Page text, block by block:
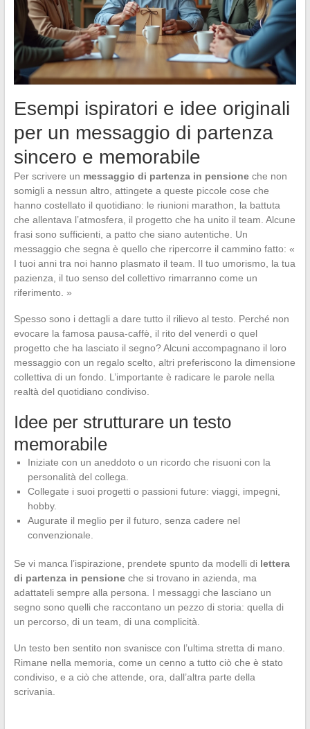
Esempi ispiratori e idee originali
per un messaggio di partenza
sincero e memorabile
Per scrivere un messaggio di partenza in pensioneche non
somigli a nessun altro, attingete a queste piccole cose che
hanno costellato il quotidiano: le riunioni marathon, la battuta
che allentava l’atmosfera, il progetto che ha unito il team. Alcune
frasi sono sufficienti, a patto che siano autentiche. Un
messaggio che segna è quello che ripercorre il cammino fatto: «
I tuoi anni tra noi hanno plasmato il team. Il tuo umorismo, la tua
pazienza, il tuo senso del collettivo rimarranno come un
riferimento. »
Spesso sono i dettagli a dare tutto il rilievo al testo. Perché non
evocare la famosa pausa-caffè, il rito del venerdì o quel
progetto che ha lasciato il segno? Alcuni accompagnano il loro
messaggio con un regalo scelto, altri preferiscono la dimensione
collettiva di un fondo. L’importante è radicare le parole nella
realtà del quotidiano condiviso.
Idee per strutturare un testo
memorabile
Iniziate con un aneddoto o un ricordo che risuoni con la
personalità del collega.
Collegate i suoi progetti o passioni future: viaggi, impegni,
hobby.
Augurate il meglio per il futuro, senza cadere nel
convenzionale.
Se vi manca l’ispirazione, prendete spunto da modelli di lettera
di partenza in pensioneche si trovano in azienda, ma
adattateli sempre alla persona. I messaggi che lasciano un
segno sono quelli che raccontano un pezzo di storia: quella di
un percorso, di un team, di una complicità.
Un testo ben sentito non svanisce con l’ultima stretta di mano.
Rimane nella memoria, come un cenno a tutto ciò che è stato
condiviso, e a ciò che attende, ora, dall’altra parte della
scrivania.